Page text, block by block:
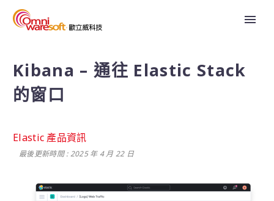
Kibana – 通往 Elastic Stack
的窗口
Elastic 產品資訊
最後更新時間 : 2025 年 4 月 22 日